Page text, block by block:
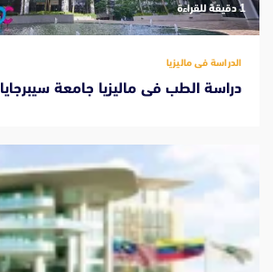
‫1 دقيقة للقراءة
الدراسة فى ماليزيا
دراسة الطب فى ماليزيا جامعة سيبرجايا